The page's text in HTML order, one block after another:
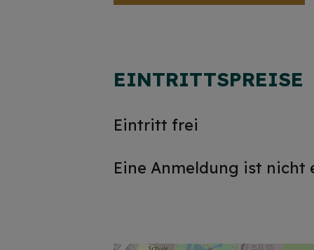
EINTRITTSPREISE
Eintritt frei
Eine Anmeldung ist nicht